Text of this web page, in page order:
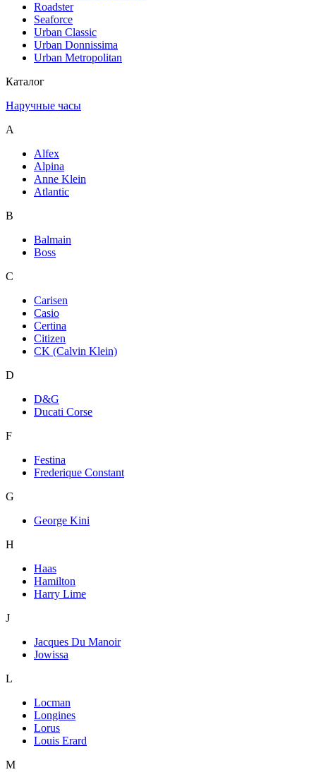
Roadster
Seaforce
Urban Classic
Urban Donnissima
Urban Metropolitan
Каталог
Наручные часы
A
Alfex
Alpina
Anne Klein
Atlantic
B
Balmain
Boss
C
Carisen
Casio
Certina
Citizen
CK (Calvin Klein)
D
D&G
Ducati Corse
F
Festina
Frederique Constant
G
George Kini
H
Haas
Hamilton
Harry Lime
J
Jacques Du Manoir
Jowissa
L
Locman
Longines
Lorus
Louis Erard
M